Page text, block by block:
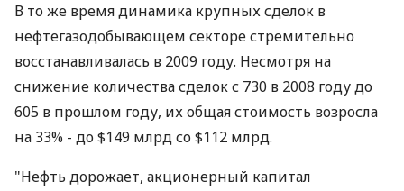
В то же время динамика крупных сделок в
нефтегазодобывающем секторе стремительно
восстанавливалась в 2009 году. Несмотря на
снижение количества сделок с 730 в 2008 году до
605 в прошлом году, их общая стоимость возросла
на 33% - до $149 млрд со $112 млрд.
"Нефть дорожает, акционерный капитал